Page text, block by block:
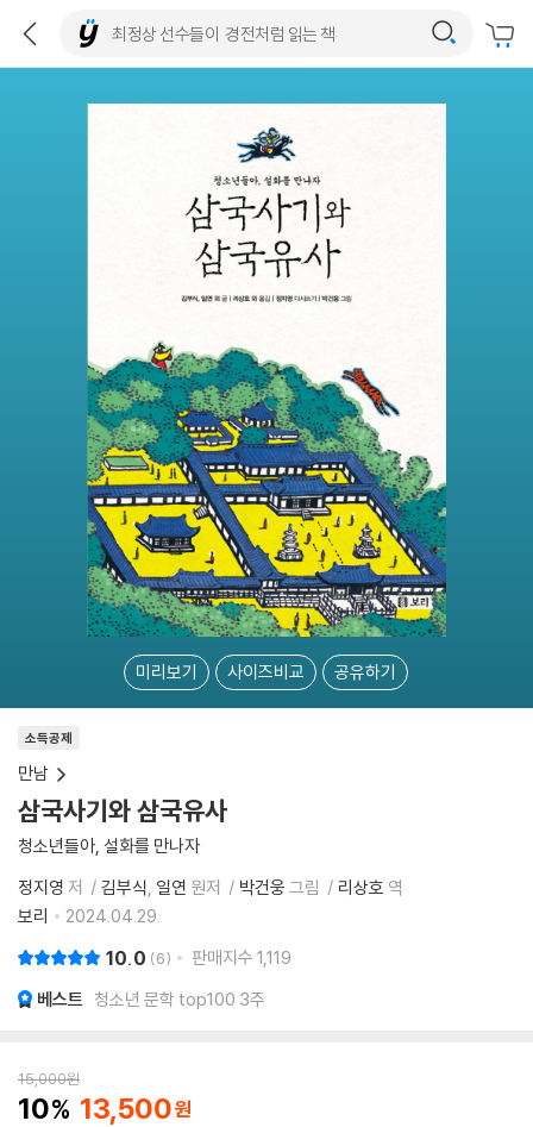
미리보기 사이즈비교 공유하기
소득공제
만남
삼국사기와 삼국유사
청소년들아, 설화를 만나자
정지영 저 김부식 일연 원저 박건웅 그림 리상호 역
보리
2024.04.29.
10.0 6 판매지수 1,119
베스트 청소년 문학 top100 3주
15,000원
10 13,500